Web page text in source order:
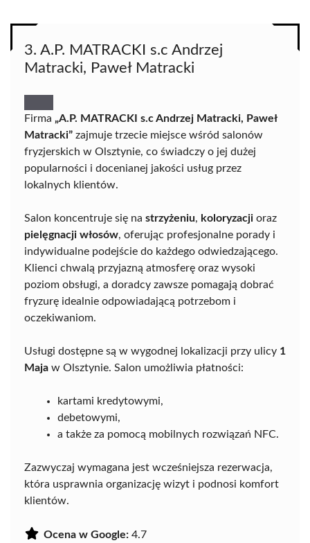
3. A.P. MATRACKI s.c Andrzej
Matracki, Paweł Matracki
Firma „A.P. MATRACKI s.c Andrzej Matracki, Paweł
Matracki” zajmuje trzecie miejsce wśród salonów
fryzjerskich w Olsztynie, co świadczy o jej dużej
popularności i docenianej jakości usług przez
lokalnych klientów.
Salon koncentruje się na strzyżeniu, koloryzacji oraz
pielęgnacji włosów, oferując profesjonalne porady i
indywidualne podejście do każdego odwiedzającego.
Klienci chwalą przyjazną atmosferę oraz wysoki
poziom obsługi, a doradcy zawsze pomagają dobrać
fryzurę idealnie odpowiadającą potrzebom i
oczekiwaniom.
Usługi dostępne są w wygodnej lokalizacji przy ulicy 1
Maja w Olsztynie. Salon umożliwia płatności:
kartami kredytowymi,
debetowymi,
a także za pomocą mobilnych rozwiązań NFC.
Zazwyczaj wymagana jest wcześniejsza rezerwacja,
która usprawnia organizację wizyt i podnosi komfort
klientów.
Ocena w Google: 4.7